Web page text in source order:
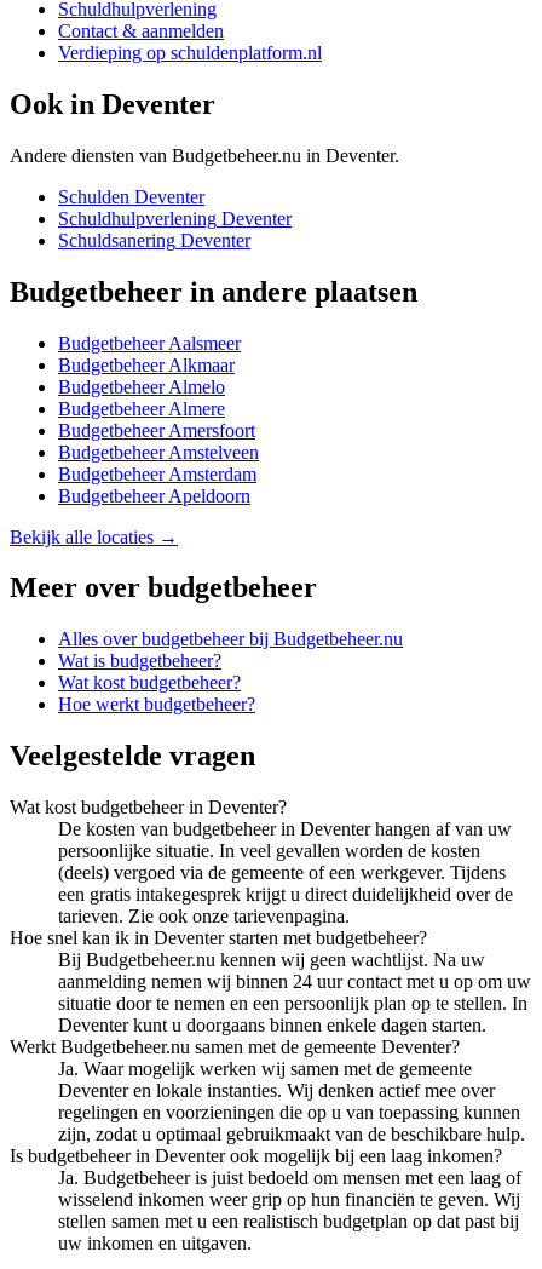
Schuldhulpverlening
Contact & aanmelden
Verdieping op schuldenplatform.nl
Ook in Deventer
Andere diensten van Budgetbeheer.nu in Deventer.
Schulden Deventer
Schuldhulpverlening Deventer
Schuldsanering Deventer
Budgetbeheer in andere plaatsen
Budgetbeheer Aalsmeer
Budgetbeheer Alkmaar
Budgetbeheer Almelo
Budgetbeheer Almere
Budgetbeheer Amersfoort
Budgetbeheer Amstelveen
Budgetbeheer Amsterdam
Budgetbeheer Apeldoorn
Bekijk alle locaties →
Meer over budgetbeheer
Alles overbudgetbeheerbij Budgetbeheer.nu
Wat is budgetbeheer?
Wat kost budgetbeheer?
Hoe werkt budgetbeheer?
Veelgestelde vragen
Wat kost budgetbeheer in Deventer?
De kosten van budgetbeheer in Deventer hangen af van uw
persoonlijke situatie. In veel gevallen worden de kosten
(deels) vergoed via de gemeente of een werkgever. Tijdens
een gratis intakegesprek krijgt u direct duidelijkheid over de
tarieven. Zie ook onze tarievenpagina.
Hoe snel kan ik in Deventer starten met budgetbeheer?
Bij Budgetbeheer.nu kennen wij geen wachtlijst. Na uw
aanmelding nemen wij binnen 24 uur contact met u op om uw
situatie door te nemen en een persoonlijk plan op te stellen. In
Deventer kunt u doorgaans binnen enkele dagen starten.
Werkt Budgetbeheer.nu samen met de gemeente Deventer?
Ja. Waar mogelijk werken wij samen met de gemeente
Deventer en lokale instanties. Wij denken actief mee over
regelingen en voorzieningen die op u van toepassing kunnen
zijn, zodat u optimaal gebruikmaakt van de beschikbare hulp.
Is budgetbeheer in Deventer ook mogelijk bij een laag inkomen?
Ja. Budgetbeheer is juist bedoeld om mensen met een laag of
wisselend inkomen weer grip op hun financiën te geven. Wij
stellen samen met u een realistisch budgetplan op dat past bij
uw inkomen en uitgaven.